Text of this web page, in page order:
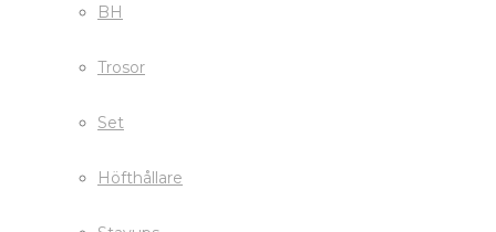
BH
Trosor
Set
Höfthållare